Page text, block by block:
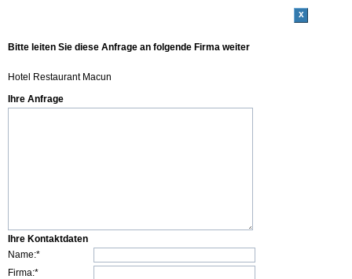
x
Bitte leiten Sie diese Anfrage an folgende Firma weiter
Hotel Restaurant Macun
Ihre Anfrage
Ihre Kontaktdaten
Name:*
Firma:*